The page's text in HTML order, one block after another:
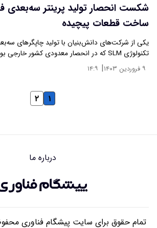
شکست انحصار تولید پرینتر سه‌بعدی
ساخت قطعات پیچیده
یکی از شرکت‌های دانش‌بنیان با تولید چاپگرهای
تکنولوژی SLM که در انحصار معدودی کشور خارجی بوده،…
۹ فروردین ۱۴۰۳ | ۱۴:۹
۱ ۲
درباره ما
تمام حقوق برای سایت پیشگام فناوری